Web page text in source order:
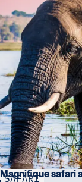
SAFARI
Magnifique safari